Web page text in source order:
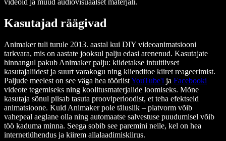
videoid ja muud audiovisuaalset materjali.
Kasutajad räägivad
Animaker tuli turule 2013. aastal kui DIY videoanimatsiooni
tarkvara, mis on aastate jooksul palju edasi arenenud. Kasutajate
hinnangul pakub Animaker palju: kiidetakse intuitiivset
kasutajaliidest ja suurt varakogu ning klienditoe kiiret reageerimist.
Paljude meelest on see väga hea tööriistYouTube'i ja Facebooki
videote tegemiseks ning koolitusmaterjalide loomiseks. Mõne
kasutaja sõnul piisab tasuta prooviperioodist, et teha efektseid
animatsioone. Kuid Animaker pole täiuslik – platvorm võib
vahepeal aeglane olla ning automaatse salvestuse puudumisel võib
töö kaduma minna. Seega sobib see paremini neile, kel on hea
internetiühendus ja kiirem allalaadimiskiirus.